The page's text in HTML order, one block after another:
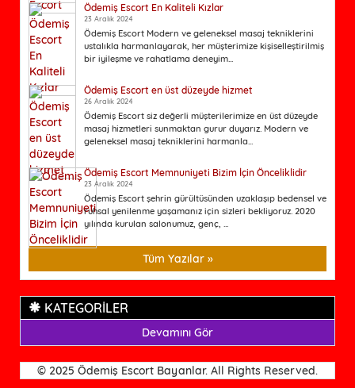
Ödemiş Escort En Kaliteli Kızlar
23 Aralık 2024
Ödemiş Escort Modern ve geleneksel masaj tekniklerini
ustalıkla harmanlayarak, her müşterimize kişiselleştirilmiş
bir iyileşme ve rahatlama deneyim...
Ödemiş Escort en üst düzeyde hizmet
26 Aralık 2024
Ödemiş Escort siz değerli müşterilerimize en üst düzeyde
masaj hizmetleri sunmaktan gurur duyarız. Modern ve
geleneksel masaj tekniklerini harmanla...
Ödemiş Escort Memnuniyeti Bizim İçin Önceliklidir
23 Aralık 2024
Ödemiş Escort şehrin gürültüsünden uzaklaşıp bedensel ve
ruhsal yenilenme yaşamanız için sizleri bekliyoruz. 2020
yılında kurulan salonumuz, genç, ...
Tüm Yazılar »
KATEGORİLER
Devamını Gör
© 2025 Ödemiş Escort Bayanlar. All Rights Reserved.